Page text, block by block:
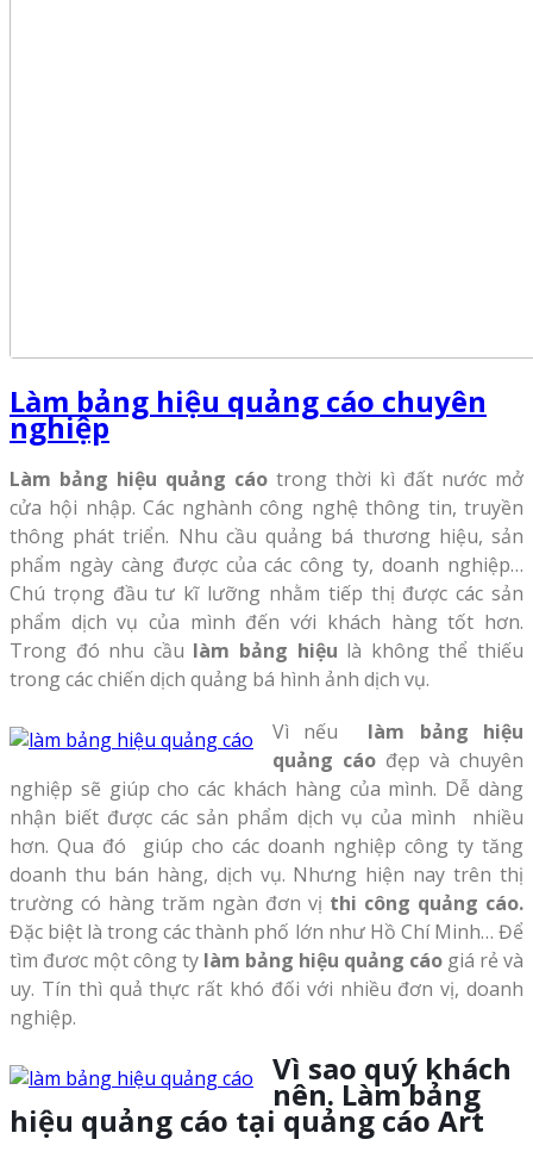
Làm bảng hiệu quảng cáo chuyên
nghiệp
Làm bảng hiệu quảng cáo trong thời kì đất nước mở
cửa hội nhập. Các nghành công nghệ thông tin, truyền
thông phát triển. Nhu cầu quảng bá thương hiệu, sản
phẩm ngày càng được của các công ty, doanh nghiệp…
Chú trọng đầu tư kĩ lưỡng nhằm tiếp thị được các sản
phẩm dịch vụ của mình đến với khách hàng tốt hơn.
Trong đó nhu cầu làm bảng hiệu là không thể thiếu
trong các chiến dịch quảng bá hình ảnh dịch vụ.
Vì nếu làm bảng hiệu
quảng cáo đẹp và chuyên
nghiệp sẽ giúp cho các khách hàng của mình. Dễ dàng
nhận biết được các sản phẩm dịch vụ của mình nhiều
hơn. Qua đó giúp cho các doanh nghiệp công ty tăng
doanh thu bán hàng, dịch vụ. Nhưng hiện nay trên thị
trường có hàng trăm ngàn đơn vị thi công quảng cáo.
Đặc biệt là trong các thành phố lớn như Hồ Chí Minh… Để
tìm đươc một công ty làm bảng hiệu quảng cáo giá rẻ và
uy. Tín thì quả thực rất khó đối với nhiều đơn vị, doanh
nghiệp.
Vì sao quý khách
nên. Làm bảng
hiệu quảng cáo tại quảng cáo Art